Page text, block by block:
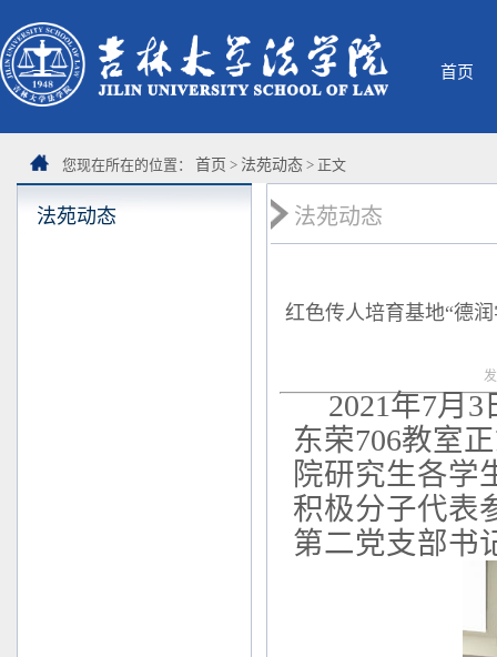
首页
您现在所在的位置： 首页 > 法苑动态 > 正文
法苑动态 法苑动态
红色传人培育基地“德
2021年7月 3
东荣706教室
院研究生各学
积极分子代表
第二党支部书